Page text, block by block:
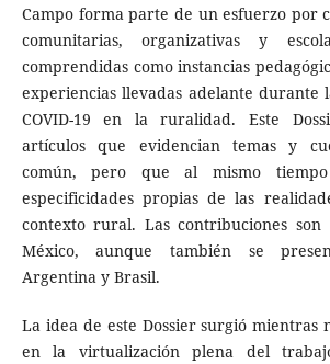
Campo forma parte de un esfuerzo por
comunitarias, organizativas y
comprendidas como instancias
experiencias llevadas adelante durante
COVID-19 en la ruralidad. Este
artículos que evidencian temas y
común, pero que al mismo
especificidades propias de las
contexto rural. Las contribuciones
México, aunque también se
Argentina y Brasil.
La idea de este Dossier surgió mientras
en la virtualización plena del